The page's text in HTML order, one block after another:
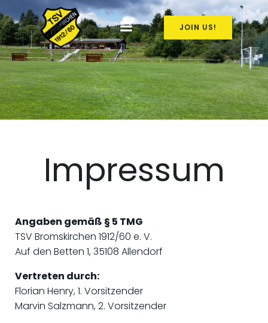
Zum
Inhalt
springen
JOIN US!
Impressum
Angaben gemäß § 5 TMG
TSV Bromskirchen 1912/60 e. V.
Auf den Betten 1, 35108 Allendorf
Vertreten durch:
Florian Henry, 1. Vorsitzender
Marvin Salzmann, 2. Vorsitzender